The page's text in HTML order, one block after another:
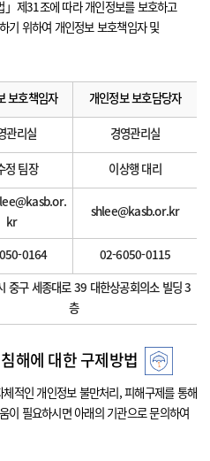
제31조에 따라 개인정보를 보호하고
기 위하여 개인정보 보호책임자 및
보호책임자 개인정보 보호담당자
관리실 경영관리실
정 팀장 이상행 대리
kr
shlee@kasb.or.kr
0164 02-6050-0115
중구 세종대로 39 대한상공회의소 빌딩 3
층
해에 대한 구제방법
적인 개인정보 불만처리, 피해구제를 통해
이 필요하시면 아래의 기관으로 문의하여